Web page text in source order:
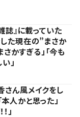
』に載っていた
た現在の”まさか
さかすぎる」「今も
」
ん風メイクをし
人かと思った」
」